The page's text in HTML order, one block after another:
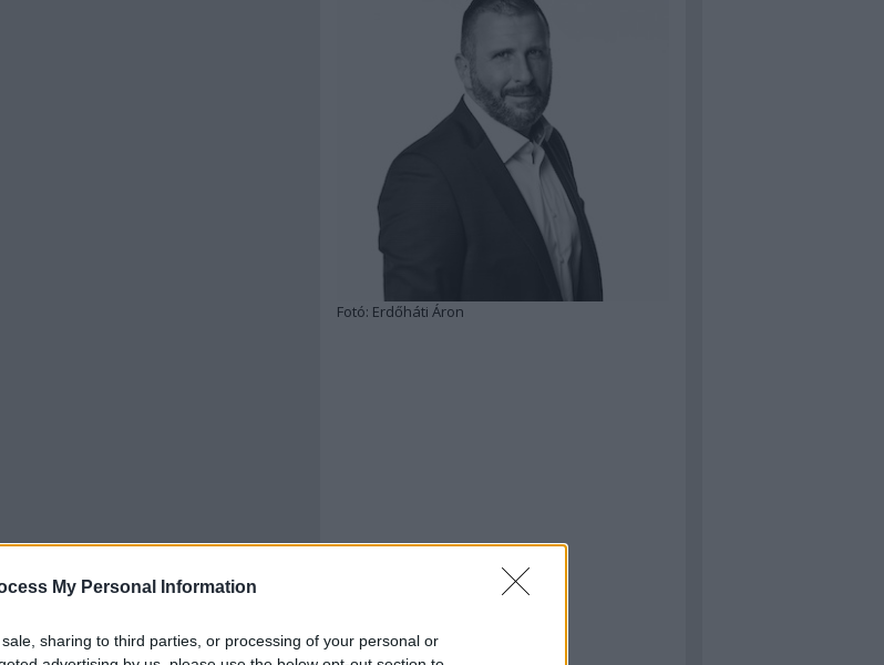
My Personal Information
sharing to third parties, or processing of your personal or
Fotó: Erdőháti Áron